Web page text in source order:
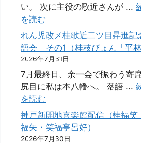
い。 次に主役の歌近さんが ...
を読む
れん児改メ桂歌近二ツ目昇進記
語会 その1（桂枝ぴょん「平林
2026年7月31日
7月最終日、余一会で賑わう寄
尻目に私は本八幡へ。 落語 ...
を読む
神戸新開地喜楽館配信（桂福笑
福矢・笑福亭呂好）
2026年7月30日